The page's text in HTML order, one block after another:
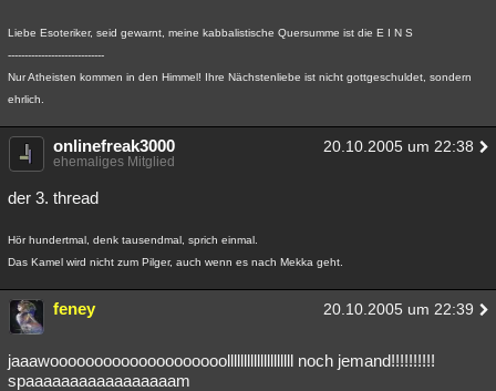
Liebe Esoteriker, seid gewarnt, meine kabbalistische Quersumme ist die E I N S
-----------------------------
Nur Atheisten kommen in den Himmel! Ihre Nächstenliebe ist nicht gottgeschuldet, sondern
ehrlich.
onlinefreak3000 20.10.2005 um 22:38
ehemaliges Mitglied
der 3. thread
Hör hundertmal, denk tausendmal, sprich einmal.
Das Kamel wird nicht zum Pilger, auch wenn es nach Mekka geht.
feney 20.10.2005 um 22:39
jaaawoooooooooooooooooooollllllllllllllllllll noch jemand!!!!!!!!!!
spaaaaaaaaaaaaaaaaam